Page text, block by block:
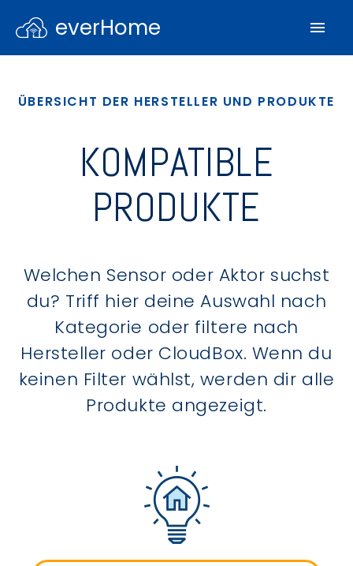
everHome
ÜBERSICHT DER HERSTELLER UND PRODUKTE
KOMPATIBLE
PRODUKTE
Welchen Sensor oder Aktor suchst
du? Triff hier deine Auswahl nach
Kategorie oder filtere nach
Hersteller oder CloudBox. Wenn du
keinen Filter wählst, werden dir alle
Produkte angezeigt.